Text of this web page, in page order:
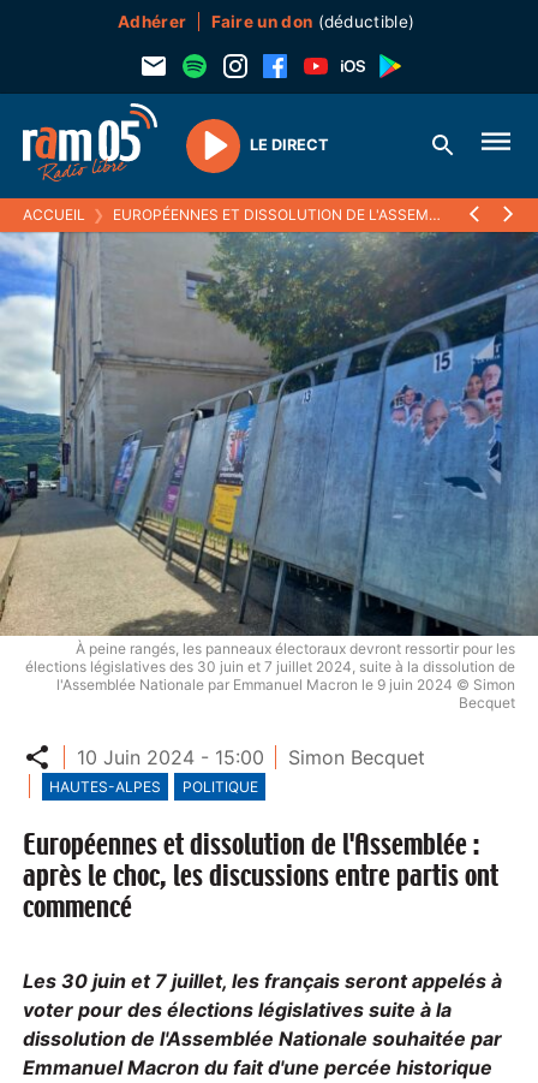
Adhérer Faire un don (déductible)
Play
LE DIRECT
ACCUEIL ❯ EUROPÉENNES ET DISSOLUTION DE L'ASSEMBLÉE : APRÈS LE CHOC, LES DISCUSSIONS ENTRE PARTIS ONT COMMENCÉ
À peine rangés, les panneaux électoraux devront ressortir pour les
élections législatives des 30 juin et 7 juillet 2024, suite à la dissolution de
l'Assemblée Nationale par Emmanuel Macron le 9 juin 2024 © Simon
Becquet
Partager
10 Juin 2024 - 15:00 Simon Becquet
HAUTES-ALPES POLITIQUE
Européennes et dissolution de l'Assemblée :
après le choc, les discussions entre partis ont
commencé
Les 30 juin et 7 juillet, les français seront appelés à
voter pour des élections législatives suite à la
dissolution de l'Assemblée Nationale souhaitée par
Emmanuel Macron du fait d'une percée historique